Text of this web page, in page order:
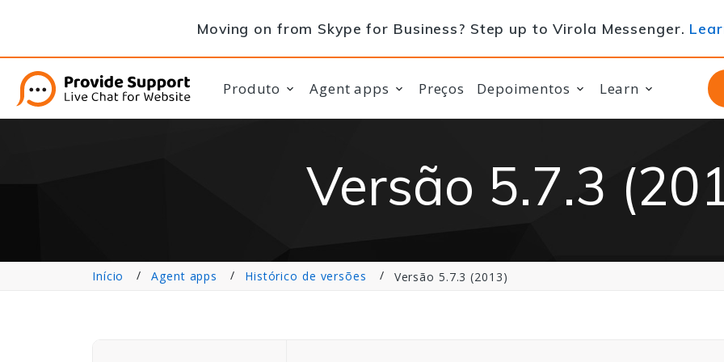
Moving on from Skype for Business? Step up to Virola Messenger.
Produto Agent apps Preços Depoimentos Learn
Versão 5.7.3
Início Agent apps Histórico de versões Versão 5.7.3 (2013)